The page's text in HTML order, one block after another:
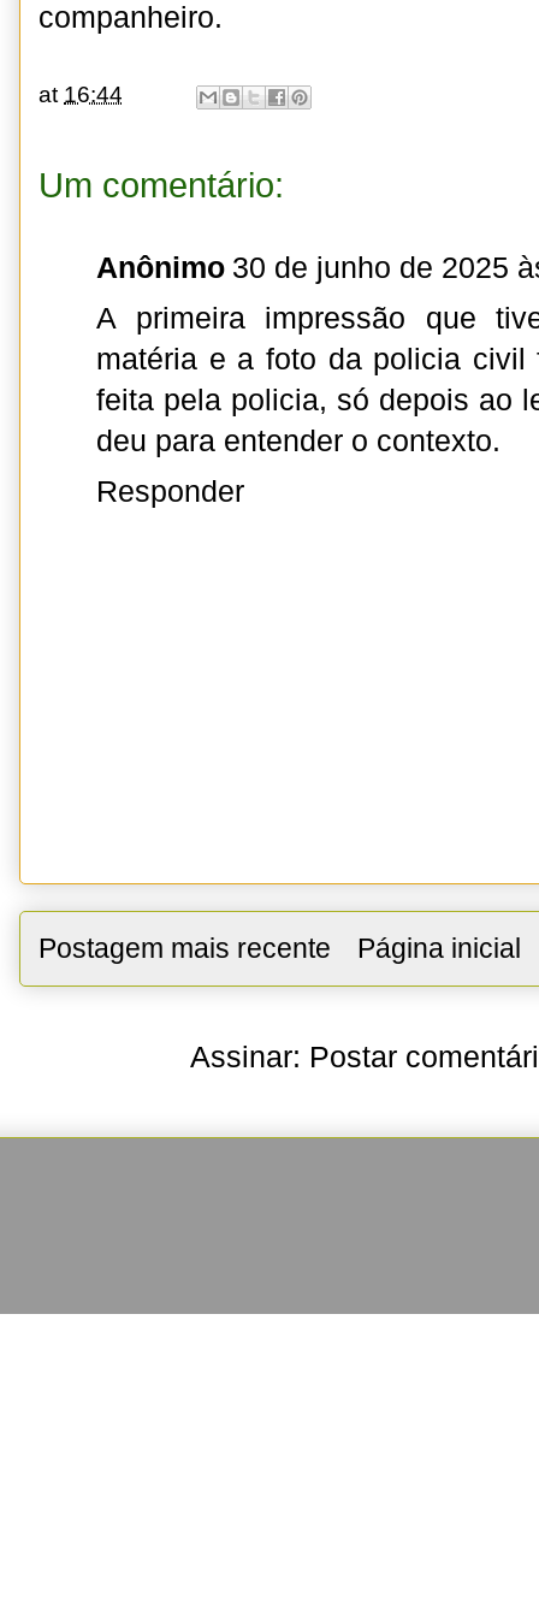
companheiro.
at 16:44
Um comentário:
Anônimo 30 de junho de 2025
A primeira impressão que
matéria e a foto da policia
feita pela policia, só depois ao
deu para entender o contexto.
Responder
Postagem mais recente Página inicial
Assinar: Postar